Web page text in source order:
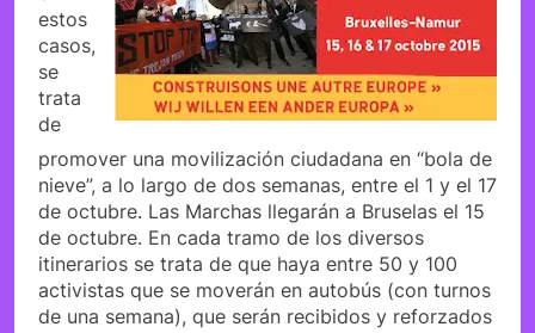
estos
casos,
se
trata
de
promover una movilización ciudadana en “bola de
nieve”, a lo largo de dos semanas, entre el 1 y el 17
de octubre. Las Marchas llegarán a Bruselas el 15
de octubre. En cada tramo de los diversos
itinerarios se trata de que haya entre 50 y 100
activistas que se moverán en autobús (con turnos
de una semana), que serán recibidos y reforzados